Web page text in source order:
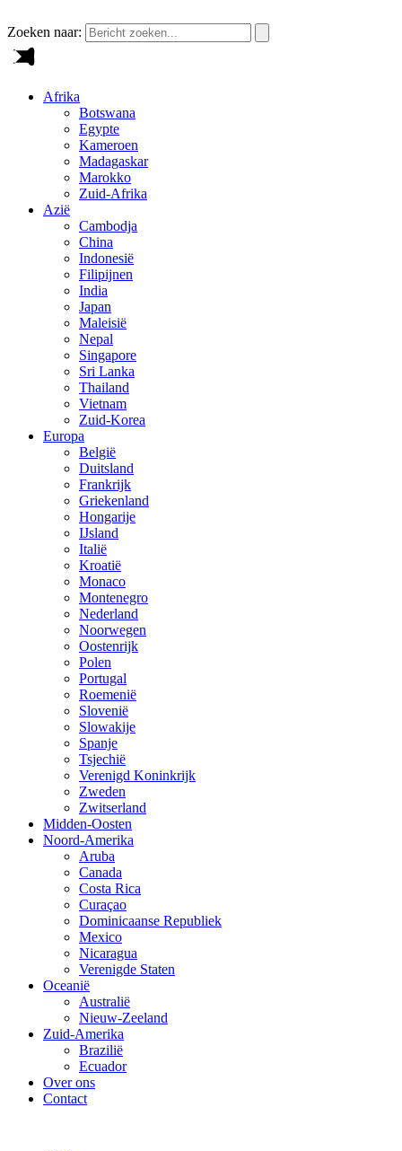
Zoeken naar:
Afrika
Botswana
Egypte
Kameroen
Madagaskar
Marokko
Zuid-Afrika
Azië
Cambodja
China
Indonesië
Filipijnen
India
Japan
Maleisië
Nepal
Singapore
Sri Lanka
Thailand
Vietnam
Zuid-Korea
Europa
België
Duitsland
Frankrijk
Griekenland
Hongarije
IJsland
Italië
Kroatië
Monaco
Montenegro
Nederland
Noorwegen
Oostenrijk
Polen
Portugal
Roemenië
Slovenië
Slowakije
Spanje
Tsjechië
Verenigd Koninkrijk
Zweden
Zwitserland
Midden-Oosten
Noord-Amerika
Aruba
Canada
Costa Rica
Curaçao
Dominicaanse Republiek
Mexico
Nicaragua
Verenigde Staten
Oceanië
Australië
Nieuw-Zeeland
Zuid-Amerika
Brazilië
Ecuador
Over ons
Contact